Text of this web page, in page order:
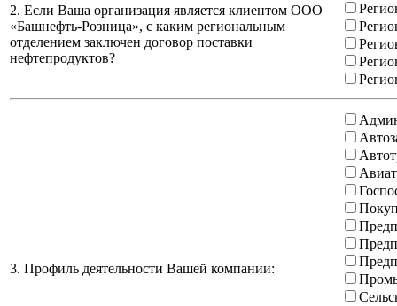
2. Если Ваша организация является клиентом ООО
«Башнефть-Розница», с каким региональным
отделением заключен договор поставки
нефтепродуктов?
3. Профиль деятельности Вашей компании: